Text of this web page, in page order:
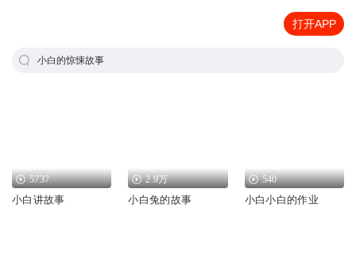
打开APP
小白的惊悚故事
5737
小白讲故事
2.9万
小白兔的故事
540
小白小白的作业